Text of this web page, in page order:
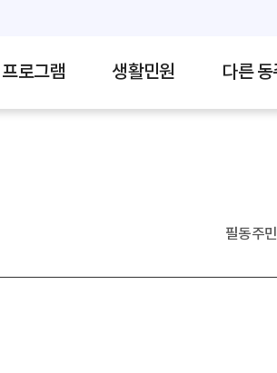
로그램 생활민원 다른
필동주